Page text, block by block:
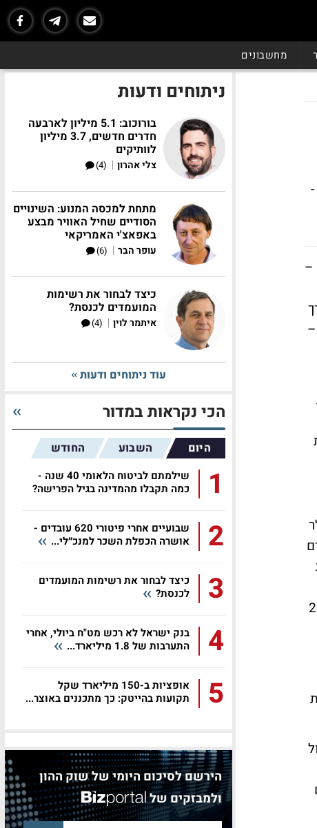
מחשבונים
–
הדולר
ו 238.40
ניתוחים ודעות
בורוכוב: 5.1 מיליון לארבעה
חדרים חדשים, 3.7 מיליון
לוותיקים
צלי אהרון |
(4)
מתחת למכסה המנוע: השינויים
הסודיים שחיל האוויר מבצע
באפאצ'י האמריקאי
עופר הבר |
(6)
כיצד לבחור את רשימות
המועמדים לכנסת?
איתמר לוין |
(4)
עוד ניתוחים ודעות
הכי נקראות במדור
היום השבוע החודש
1
שילמתם לביטוח הלאומי 40 שנה -
כמה תקבלו מהמדינה בגיל הפרישה?
2
שבועיים אחרי פיטורי 620 עובדים -
אושרה הכפלת השכר למנכ״לי...
3
כיצד לבחור את רשימות המועמדים
לכנסת?
4
בנק ישראל לא רכש מט"ח ביולי, אחרי
התערבות של 1.8 מיליארד...
5
אופציות ב-150 מיליארד שקל
תקועות בהייטק: כך מתכננים באוצר...
הירשם לסיכום היומי של שוק ההון
ולמבזקים של